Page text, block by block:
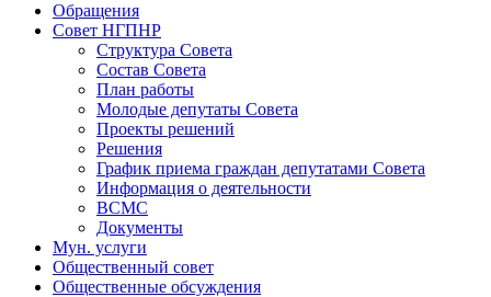
Обращения
Совет НГПНР
Структура Совета
Состав Совета
План работы
Молодые депутаты Совета
Проекты решений
Решения
График приема граждан депутатами Совета
Информация о деятельности
ВСМС
Документы
Мун. услуги
Общественный совет
Общественные обсуждения